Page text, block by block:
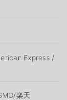
Express /
楽天